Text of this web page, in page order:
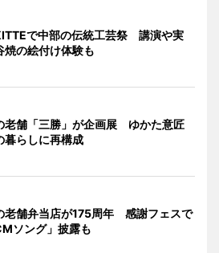
で中部の伝統工芸祭 講演や実
焼の絵付け体験も
老舗「三勝」が企画展 ゆかた意匠
暮らしに再構成
老舗弁当店が175周年 感謝フェスで
ソング」披露も